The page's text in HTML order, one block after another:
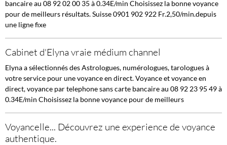
bancaire au 08 92 02 00 35 à 0.34E/min Choisissez la bonne voyance
pour de meilleurs résultats. Suisse 0901 902 922 Fr.2,50/min.depuis
une ligne fixe
Cabinet d'Elyna vraie médium channel
Elyna a sélectionnés des Astrologues, numérologues, tarologues à
votre service pour une voyance en direct. Voyance et voyance en
direct, voyance par telephone sans carte bancaire au 08 92 23 95 49 à
0.34E/min Choisissez la bonne voyance pour de meilleurs
Voyancelle... Découvrez une experience de voyance
authentique.